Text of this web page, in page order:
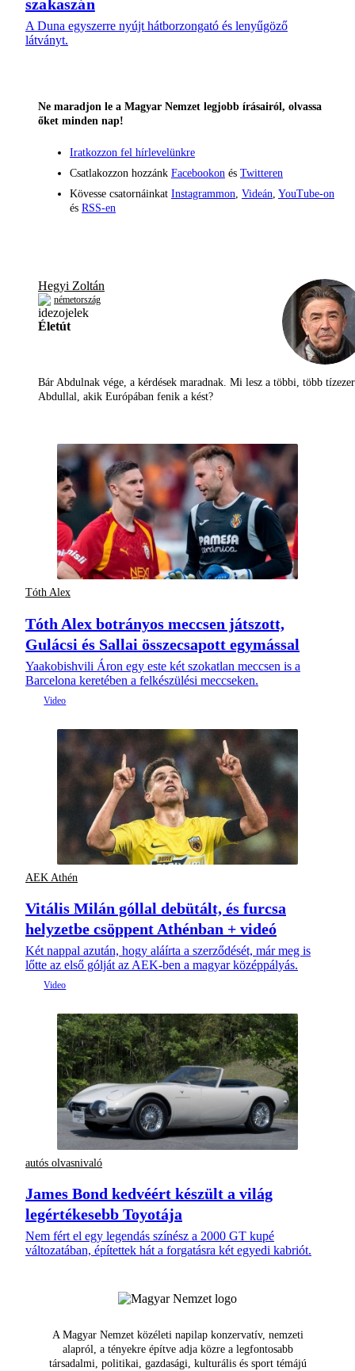
szakaszán
A Duna egyszerre nyújt hátborzongató és lenyűgöző
látványt.
Ne maradjon le a Magyar Nemzet legjobb írásairól, olvassa
őket minden nap!
Iratkozzon fel hírlevelünkre
Csatlakozzon hozzánk Facebookon és Twitteren
Kövesse csatornáinkat Instagrammon, Videán, YouTube-on
és RSS-en
Hegyi Zoltán
németország
Életút
Bár Abdulnak vége, a kérdések maradnak. Mi lesz a többi, több tízezer
Abdullal, akik Európában fenik a kést?
Tóth Alex
Tóth Alex botrányos meccsen játszott,
Gulácsi és Sallai összecsapott egymással
Yaakobishvili Áron egy este két szokatlan meccsen is a
Barcelona keretében a felkészülési meccseken.
AEK Athén
Vitális Milán góllal debütált, és furcsa
helyzetbe csöppent Athénban + videó
Két nappal azután, hogy aláírta a szerződését, már meg is
lőtte az első gólját az AEK-ben a magyar középpályás.
autós olvasnivaló
James Bond kedvéért készült a világ
legértékesebb Toyotája
Nem fért el egy legendás színész a 2000 GT kupé
változatában, építettek hát a forgatásra két egyedi kabriót.
A Magyar Nemzet közéleti napilap konzervatív, nemzeti
alapról, a tényekre építve adja közre a legfontosabb
társadalmi, politikai, gazdasági, kulturális és sport témájú